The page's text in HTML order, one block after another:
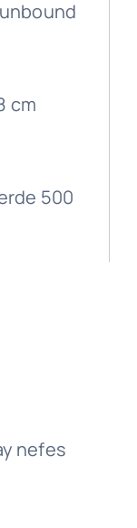
cm
500
nefes